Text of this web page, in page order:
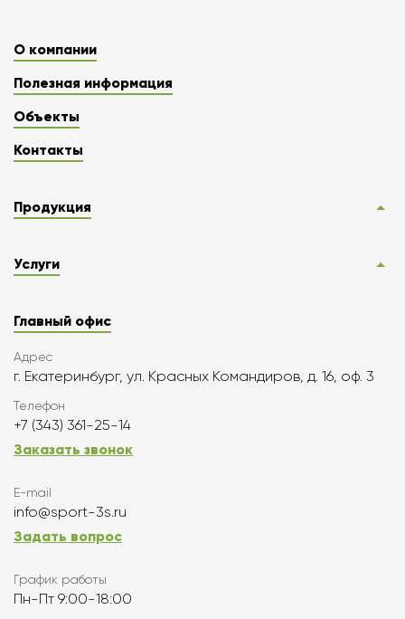
О компании
Полезная информация
Объекты
Контакты
Продукция
Услуги
Главный офис
Адрес
г. Екатеринбург, ул. Красных Командиров, д. 16, оф. 3
Телефон
+7 (343) 361-25-14
Заказать звонок
E-mail
info@sport-3s.ru
Задать вопрос
График работы
Пн-Пт 9:00-18:00